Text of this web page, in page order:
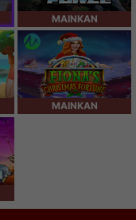
MAINKAN
MAINKAN